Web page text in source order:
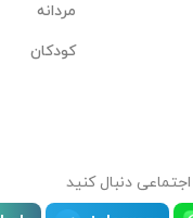
مردانه
کودکان
دنبال کنید